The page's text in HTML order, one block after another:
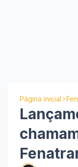
Página inicial